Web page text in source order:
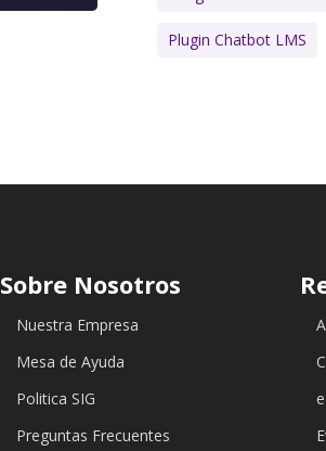
Plugin Chatbot LMS
Sobre Nosotros
Nuestra Empresa
Mesa de Ayuda
Politica SIG
Preguntas Frecuentes